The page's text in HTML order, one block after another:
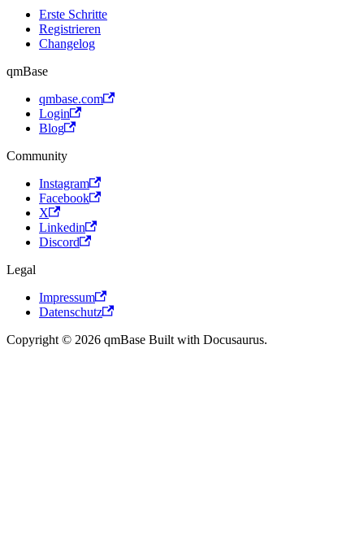
Erste Schritte
Registrieren
Changelog
qmBase
qmbase.com
Login
Blog
Community
Instagram
Facebook
X
Linkedin
Discord
Legal
Impressum
Datenschutz
Copyright © 2026 qmBase Built with Docusaurus.